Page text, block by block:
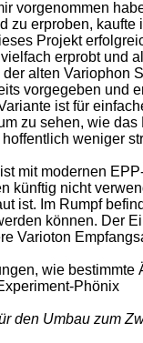
vorgenommen
zu erproben,
Projekt
erprobt und
der alten Variophon
vorgegeben und
ist für
zu sehen, wie
weniger
mit modernen
künftig nicht
ist. Im Rumpf
können. Der
Varioton
wie bestimmte
Phönix
den Umbau zum